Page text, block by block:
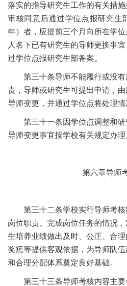
落实的指导研究生工作的有关措
审核同意后通过学位点报研究生
年）者，应提前三个月向所在学
人名下已有研究生的导师更换事
过学位点报研究生部备案。
第三十条导师不能履行或没
责，导师或研究生可提出申请，
导师变更，并通过学位点将处理情
第三十一条因学位点调整和
导师变更事宜按学校有关规定办理
第六章导师
第三十二条学校实行导师考
岗位职责、完成岗位任务的情况
生培养业绩做出及时、公正、合理
奖惩等提供客观依据，为导师队
和合理分配体系奠定良好基础。
第三十三条导师考核内容主